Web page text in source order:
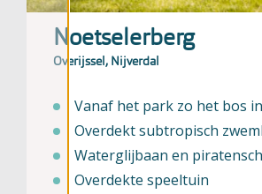
Noetselerberg
Overijssel, Nijverdal
Vanaf het park zo het bos
Overdekt subtropisch
Waterglijbaan en
Overdekte speeltuin